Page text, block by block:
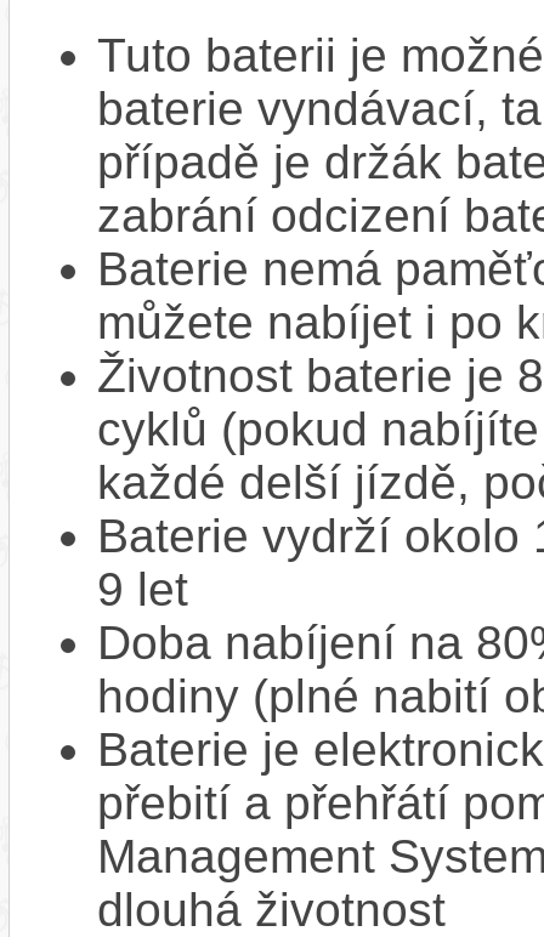
Tuto baterii je
baterie vyndávací,
případě je držák
zabrání odcizení
Baterie nemá
můžete nabíjet i po
Životnost baterie je
cyklů (pokud
každé delší jízdě,
Baterie vydrží okolo
9 let
Doba nabíjení na
hodiny (plné nabití
Baterie je
přebití a přehřátí
Management
dlouhá životnost